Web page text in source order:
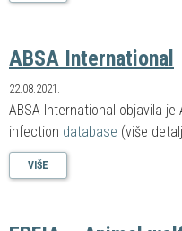
ABSA International
22.08.2021.
ABSA International objavila
infection database (više
VIŠE